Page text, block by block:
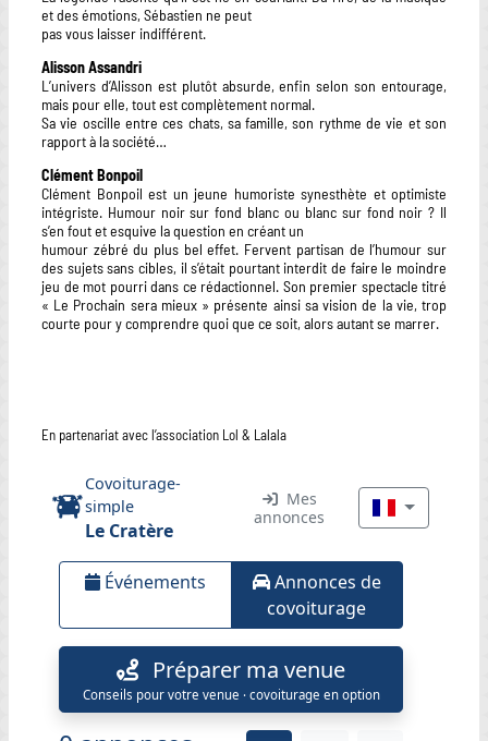
et des émotions, Sébastien ne peut
pas vous laisser indifférent.
Alisson Assandri
L’univers d’Alisson est plutôt absurde, enfin selon son entourage,
mais pour elle, tout est complètement normal.
Sa vie oscille entre ces chats, sa famille, son rythme de vie et son
rapport à la société…
Clément Bonpoil
Clément Bonpoil est un jeune humoriste synesthète et optimiste
intégriste. Humour noir sur fond blanc ou blanc sur fond noir ? Il
s’en fout et esquive la question en créant un
humour zébré du plus bel effet. Fervent partisan de l’humour sur
des sujets sans cibles, il s’était pourtant interdit de faire le moindre
jeu de mot pourri dans ce rédactionnel. Son premier spectacle titré
« Le Prochain sera mieux » présente ainsi sa vision de la vie, trop
courte pour y comprendre quoi que ce soit, alors autant se marrer.
En partenariat avec l’association Lol & Lalala